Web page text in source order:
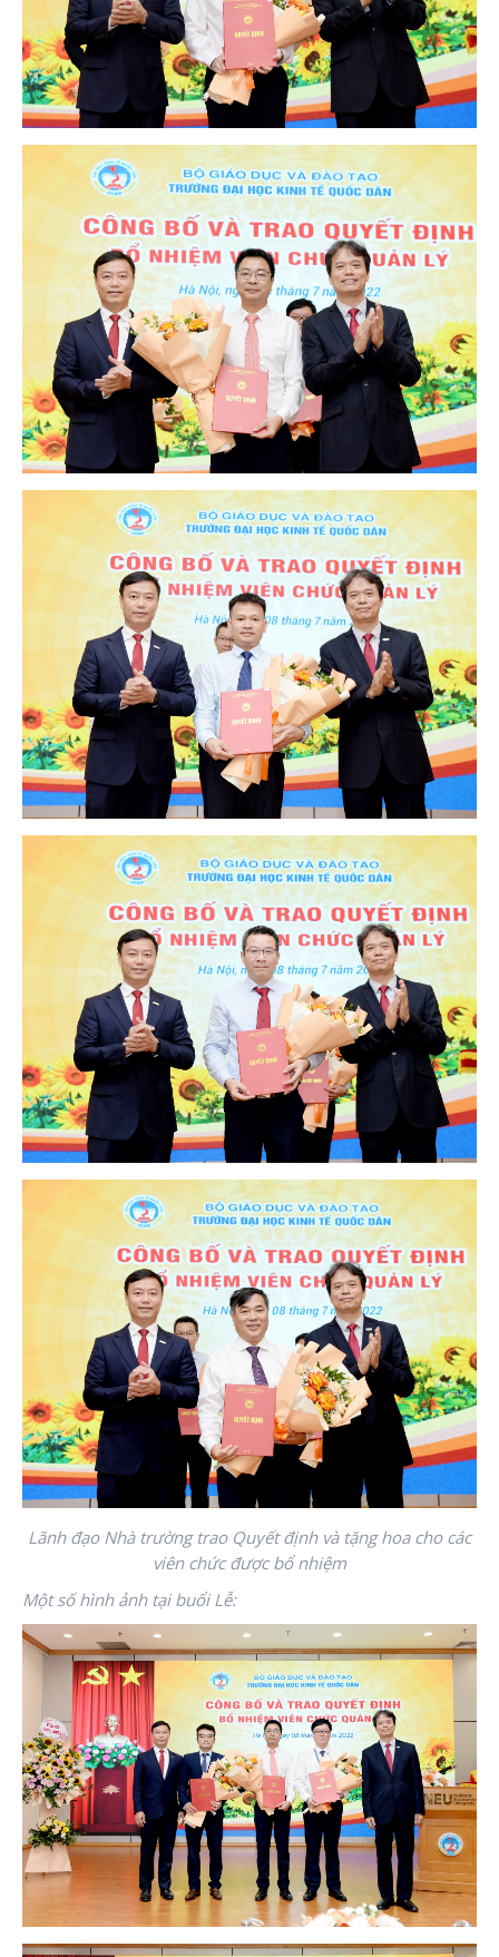
Lãnh đạo Nhà trường trao Quyết định và tặng hoa cho các
viên chức được bổ nhiệm
Một số hình ảnh tại buổi Lễ: